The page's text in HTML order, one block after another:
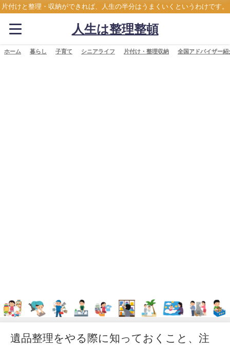
片付けと整理・収納ができれば、人生の半分はうまくいくというわけです。
人生は整理整頓
ホーム 暮らし 子育て シニアライフ 片付け・整理収納 全国アドバイザー紹
遺品整理をやる際に知っておくこと、注